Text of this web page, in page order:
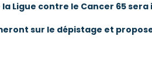
Ligue contre le Cancer 65
sur le dépistage et